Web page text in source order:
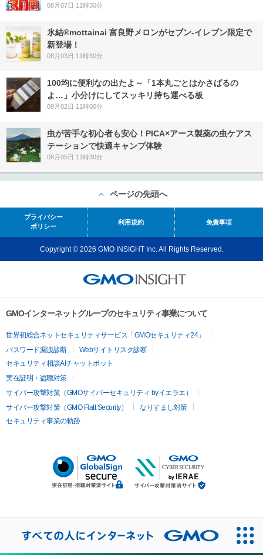
08月07日 11時30分
氷結®mottainai 富良野メロンがセブン‐イレブン限定で
新登場！
08月03日 11時30分
100均に便利なの出たよ～「1本丸ごとはかさばるの
よ…」小分けにしてスッキリ持ち運べる板
08月02日 11時00分
虫が苦手な初心者も安心！PICA×アース製薬の虫ケアス
テーションで快適キャンプ体験
08月05日 11時30分
ページの先頭へ
プライバシー
ポリシー
利用規約 免責事項
Copyright © 2026 GMO INSIGHT Inc. All Rights Reserved.
GMOインターネットグループのセキュリティ事業について
世界初総合ネットセキュリティサービス「GMOセキュリティ24」
パスワード漏洩診断
Webサイトリスク診断
セキュリティ相談AIチャットボット
実在証明・盗聴対策
サイバー攻撃対策（GMOサイバーセキュリティ byイエラエ）
サイバー攻撃対策（GMO Flatt Security）
なりすまし対策
セキュリティ事業の軌跡